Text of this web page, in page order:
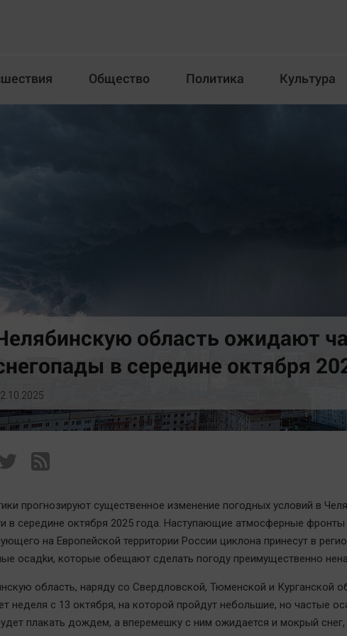
Общество Политика Культура
Курилка
Челябинск космический
Другие рубрики
English version
Online-консультация
Вкусное
Гороскоп
ЖКХ
Интервью
область ожидают
в середине октября
прогнозируют существенное изменение погодных условий в
в середине октября 2025 года. Наступающие атмосферные фронты
на Европейской территории России циклона принесут в
осадkи, которые обещают сделать погоду преимущественно
область, наряду со Свердловской, Тюменской и Курганской
неделя с 13 октября, на которой пройдут небольшие, но частые
плакать дождем, а вперемешку с ним ожидается и мокрый снег,